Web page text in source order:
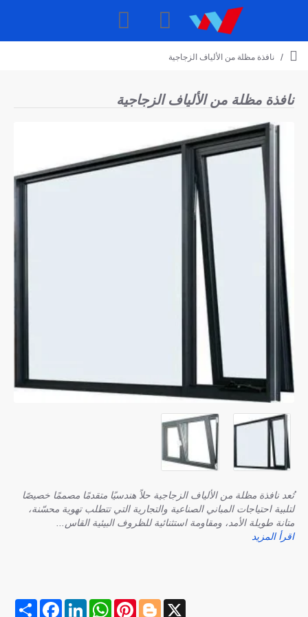
نافذة مظلة من الألياف الزجاجيةe
نافذة مظلة من الألياف الزجاجية
تُعد نافذة مظلة من الألياف الزجاجية حلاً هندسيًا متقدمًا مصممًا خصيصًا
لتلبية احتياجات المباني الصناعية والتجارية التي تتطلب تهوية محسّنة،
متانة طويلة الأمد، ومقاومة استثنائية للظروف البيئية القاس...
اقرأ المزيد
S
F
L
W
P
B
X